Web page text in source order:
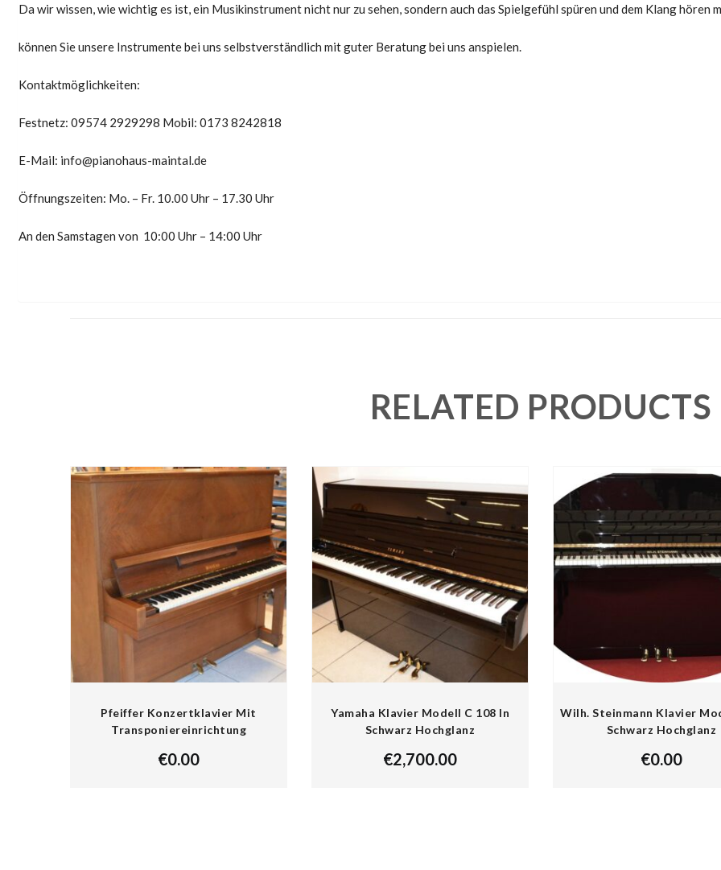
Da wir wissen, wie wichtig es ist, ein Musikinstrument nicht nur zu sehen, sondern auch das Spielgefühl spüren und dem Klang hören
können Sie unsere Instrumente bei uns selbstverständlich mit guter Beratung bei uns anspielen.
Kontaktmöglichkeiten:
Festnetz: 09574 2929298 Mobil: 0173 8242818
E-Mail: info@pianohaus-maintal.de
Öffnungszeiten: Mo. – Fr. 10.00 Uhr – 17.30 Uhr
An den Samstagen von 10:00 Uhr – 14:00 Uhr
RELATED PRODUCTS
Pfeiffer Konzertklavier Mit
Transponiereinrichtung
€0.00
Yamaha Klavier Modell C 108 In
Schwarz Hochglanz
€2,700.00
Wilh. Steinmann Klavier
Schwarz Hochglanz
€0.00